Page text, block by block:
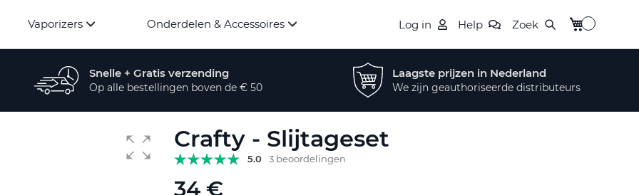
Vaporizers Onderdelen & Accessoires Log in Help Zoek Winkelwagen
Snelle + Gratis verzending
Op alle bestellingen boven de € 50
Laagste prijzen in Nederland
We zijn geauthoriseerde distributeurs
Crafty - Slijtageset
5.0 3 beoordelingen
34 €